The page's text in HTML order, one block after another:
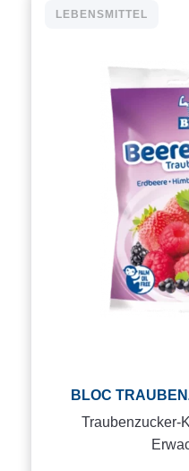
LEBENSMITTEL
BLOC
Traubenzucker-